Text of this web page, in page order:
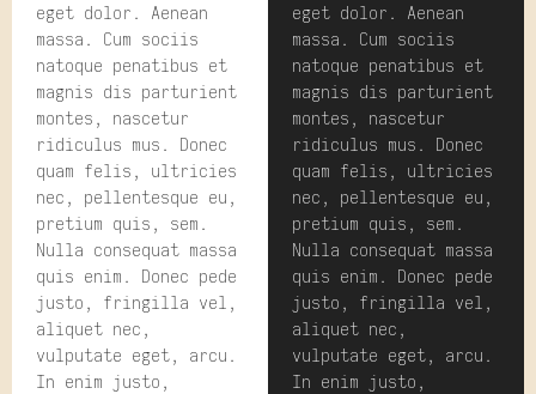
eget dolor. Aenean
massa. Cum sociis
natoque penatibus et
magnis dis parturient
montes, nascetur
ridiculus mus. Donec
quam felis, ultricies
nec, pellentesque eu,
pretium quis, sem.
Nulla consequat massa
quis enim. Donec pede
justo, fringilla vel,
aliquet nec,
vulputate eget, arcu.
In enim justo,
eget dolor. Aenean
massa. Cum sociis
natoque penatibus et
magnis dis parturient
montes, nascetur
ridiculus mus. Donec
quam felis, ultricies
nec, pellentesque eu,
pretium quis, sem.
Nulla consequat massa
quis enim. Donec pede
justo, fringilla vel,
aliquet nec,
vulputate eget, arcu.
In enim justo,